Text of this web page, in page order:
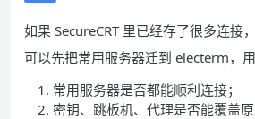
如果 SecureCRT 里已经存了很多连接
可以先把常用服务器迁到 electerm，用
常用服务器是否都能顺利连接；
密钥、跳板机、代理是否能覆盖原